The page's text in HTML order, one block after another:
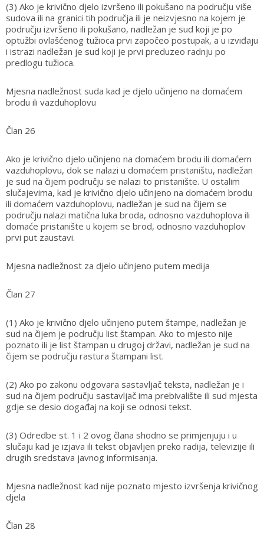
(3) Ako je krivično djelo izvršeno ili pokušano na području više
sudova ili na granici tih područja ili je neizvjesno na kojem je
području izvršeno ili pokušano, nadležan je sud koji je po
optužbi ovlašćenog tužioca prvi započeo postupak, a u izviđaju
i istrazi nadležan je sud koji je prvi preduzeo radnju po
predlogu tužioca.
Mjesna nadležnost suda kad je djelo učinjeno na domaćem
brodu ili vazduhoplovu
Član 26
Ako je krivično djelo učinjeno na domaćem brodu ili domaćem
vazduhoplovu, dok se nalazi u domaćem pristaništu, nadležan
je sud na čijem području se nalazi to pristanište. U ostalim
slučajevima, kad je krivično djelo učinjeno na domaćem brodu
ili domaćem vazduhoplovu, nadležan je sud na čijem se
području nalazi matična luka broda, odnosno vazduhoplova ili
domaće pristanište u kojem se brod, odnosno vazduhoplov
prvi put zaustavi.
Mjesna nadležnost za djelo učinjeno putem medija
Član 27
(1) Ako je krivično djelo učinjeno putem štampe, nadležan je
sud na čijem je području list štampan. Ako to mjesto nije
poznato ili je list štampan u drugoj državi, nadležan je sud na
čijem se području rastura štampani list.
(2) Ako po zakonu odgovara sastavljač teksta, nadležan je i
sud na čijem području sastavljač ima prebivalište ili sud mjesta
gdje se desio događaj na koji se odnosi tekst.
(3) Odredbe st. 1 i 2 ovog člana shodno se primjenjuju i u
slučaju kad je izjava ili tekst objavljen preko radija, televizije ili
drugih sredstava javnog informisanja.
Mjesna nadležnost kad nije poznato mjesto izvršenja krivičnog
djela
Član 28